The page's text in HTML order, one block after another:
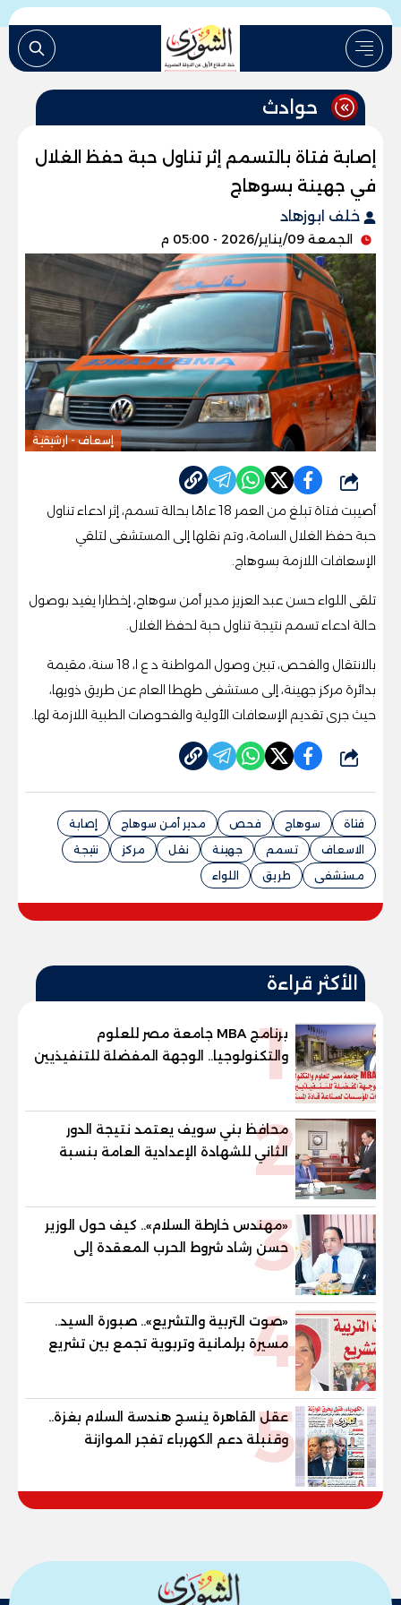
حوادث
إصابة فتاة بالتسمم إثر تناول حبة حفظ الغلال
في جهينة بسوهاج
خلف ابوزهاد
الجمعة 09/يناير/2026 - 05:00 م
إسعاف - ارشيفية
شارك
أصيبت فتاة تبلغ من العمر 18 عامًا بحالة تسمم، إثر ادعاء تناول
حبة حفظ الغلال السامة، وتم نقلها إلى المستشفى لتلقي
الإسعافات اللازمة بسوهاج.
تلقى اللواء حسن عبد العزيز مدير أمن سوهاج، إخطارا يفيد بوصول
حالة ادعاء تسمم نتيجة تناول حبة لحفظ الغلال.
بالانتقال والفحص، تبين وصول المواطنة د ع ا، 18 سنة، مقيمة
بدائرة مركز جهينة، إلى مستشفى طهطا العام عن طريق ذويها،
حيث جرى تقديم الإسعافات الأولية والفحوصات الطبية اللازمة لها.
شارك
فتاة سوهاج فحص مدير أمن سوهاج
إصابة
الاسعاف
تسمم جهينة نقل مركز
نتيجة
مستشفى
طريق اللواء
الأكثر قراءة
1
برنامج MBA جامعة مصر للعلوم
والتكنولوجيا.. الوجهة المفضلة للتنفيذيين
وقيادات المؤسسات لصناعة قادة
2
محافظ بني سويف يعتمد نتيجة الدور
الثاني للشهادة الإعدادية العامة بنسبة
والنور للمكفوفين
3
«مهندس خارطة السلام».. كيف حول الوزير
حسن رشاد شروط الحرب المعقدة إلى
"خارطة طريق" للانسحاب والإعمار؟
4
«صوت التربية والتشريع».. صبورة السيد..
مسيرة برلمانية وتربوية تجمع بين تشريع
القوانين وصناعة الأجيال لبناء الإنسان
5
عقل القاهرة ينسج هندسة السلام بغزة..
وقنبلة دعم الكهرباء تفجر الموازنة